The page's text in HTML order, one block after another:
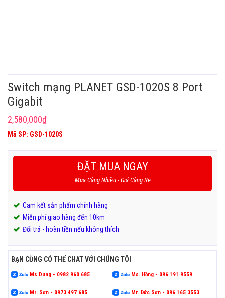
Switch mạng PLANET GSD-1020S 8 Port
Gigabit
2,580,000₫
Mã SP: GSD-1020S
ĐẶT MUA NGAY
Mua Càng Nhiều - Giá Càng Rẻ
Cam kết sản phẩm chính hãng
Miễn phí giao hàng đến 10km
Đổi trả - hoàn tiền nếu không thích
BẠN CŨNG CÓ THỂ CHAT VỚI CHÚNG TÔI
Ms.Dung - 0982 960 685 Ms. Hồng - 096 191 9559
Mr. Sơn - 0973 497 685 Mr. Đức Sơn - 096 165 3553